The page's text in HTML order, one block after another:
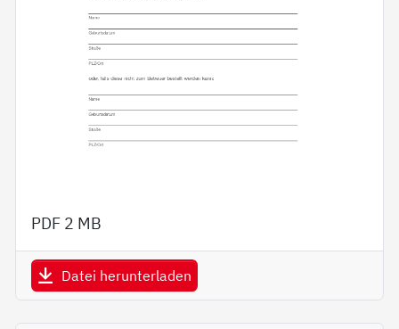
PDF 2 MB
Datei herunterladen